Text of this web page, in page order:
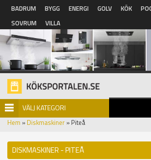
Hoppa till huvudinnehåll
BADRUM BYGG ENERGI GOLV KÖK
SOVRUM
VILLA
VÄLJ KATEGORI
Hem » Diskmaskiner » Piteå
DISKMASKINER - PITEÅ